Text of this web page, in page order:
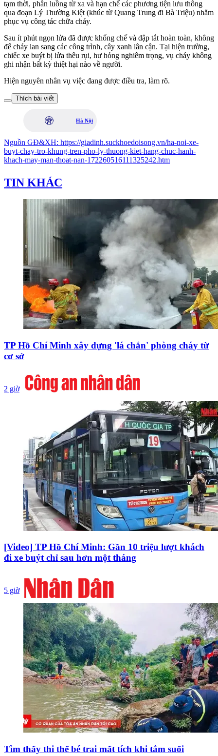
tạm thời, phân luồng từ xa và hạn chế các phương tiện lưu thông
qua đoạn Lý Thường Kiệt (khúc từ Quang Trung đi Bà Triệu) nhằm
phục vụ công tác chữa cháy.
Sau ít phút ngọn lửa đã được khống chế và dập tắt hoàn toàn, không
để cháy lan sang các công trình, cây xanh lân cận. Tại hiện trường,
chiếc xe buýt bị lửa thêu rụi, hư hỏng nghiêm trọng, vụ cháy không
ghi nhận bất kỳ thiệt hại nào về người.
Hiện nguyên nhân vụ việc đang được điều tra, làm rõ.
Thích bài viết
Hà Nội
Nguồn GĐ&XH: https://giadinh.suckhoedoisong.vn/ha-noi-xe-
buyt-chay-tro-khung-tren-pho-ly-thuong-kiet-hang-chuc-hanh-
khach-may-man-thoat-nan-172260516111325242.htm
TIN KHÁC
TP Hồ Chí Minh xây dựng 'lá chắn' phòng cháy từ
cơ sở
2 giờ
[Video] TP Hồ Chí Minh: Gần 10 triệu lượt khách
đi xe buýt chỉ sau hơn một tháng
5 giờ
Tìm thấy thi thể bé trai mất tích khi tắm suối